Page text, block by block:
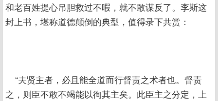
和老百姓提心吊胆救过不暇，就不敢谋反了。李斯这
封上书，堪称道德颠倒的典型，值得录下共赏：
“夫贤主者，必且能全道而行督责之术者也。督责
之，则臣不敢不竭能以徇其主矣。此臣主之分定，上